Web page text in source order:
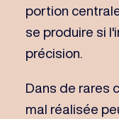
portion
se produire si
précision.
Dans de rares
mal réalisée